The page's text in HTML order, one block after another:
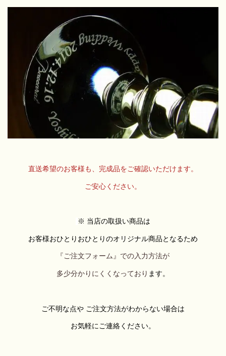
直送希望のお客様も、完成品をご確認いただけます。
ご安心ください。
※ 当店の取扱い商品は
お客様おひとりおひとりのオリジナル商品となるため
『ご注文フォーム』での入力方法が
多少分かりにくくなっており ます。
ご不明な点や ご注文方法がわからない場合は
お気軽にご連絡ください。